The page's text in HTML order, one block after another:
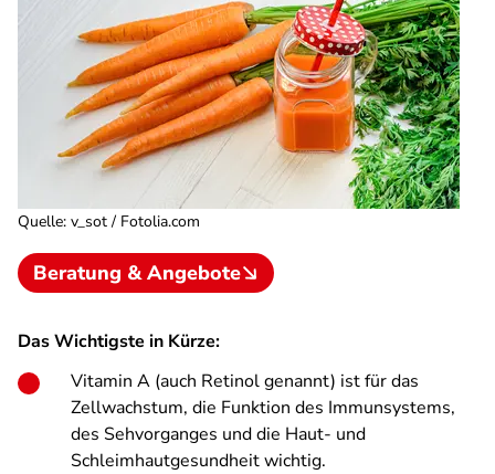
Quelle: v_sot / Fotolia.com
Beratung & Angebote
Das Wichtigste in Kürze:
Vitamin A (auch Retinol genannt) ist für das
Zellwachstum, die Funktion des Immunsystems,
des Sehvorganges und die Haut- und
Schleimhautgesundheit wichtig.